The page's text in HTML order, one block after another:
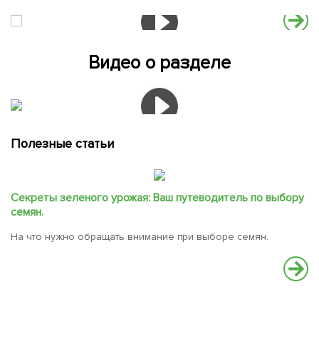
Видео о разделе
Полезные статьи
Секреты зеленого урожая: Ваш путеводитель по выбору
семян.
На что нужно обращать внимание при выборе семян.